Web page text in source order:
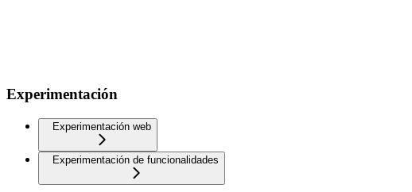
Experimentación
Experimentación web
Experimentación de funcionalidades